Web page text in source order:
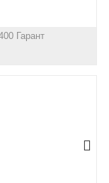
Гарант